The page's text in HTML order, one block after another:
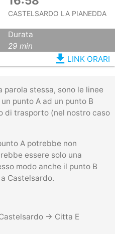
CASTELSARDO LA PIANEDDA
Durata
29 min
file_download LINK ORARI
parola stessa, sono le linee
punto A ad un punto B
di trasporto (nel nostro caso
A potrebbe non
essere solo una
modo anche il punto B
Castelsardo.
-> Citta E